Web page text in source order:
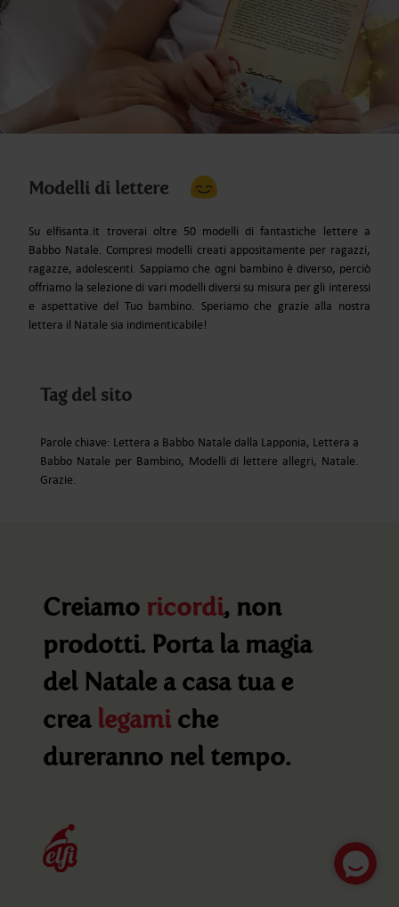
Modelli di lettere
Su elfisanta.it troverai oltre 50 modelli di fantastiche lettere a
Babbo Natale. Compresi modelli creati appositamente per ragazzi,
ragazze, adolescenti. Sappiamo che ogni bambino è diverso, perciò
offriamo la selezione di vari modelli diversi su misura per gli interessi
e aspettative del Tuo bambino. Speriamo che grazie alla nostra
lettera il Natale sia indimenticabile!
Tag del sito
Parole chiave: Lettera a Babbo Natale dalla Lapponia, Lettera a
Babbo Natale per Bambino, Modelli di lettere allegri, Natale.
Grazie.
Creiamo ricordi, non
prodotti. Porta la magia
del Natale a casa tua e
crea legamiche
dureranno nel tempo.